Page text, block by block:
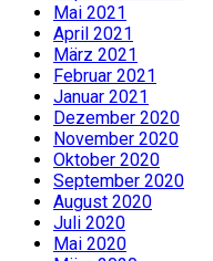
Mai 2021
April 2021
März 2021
Februar 2021
Januar 2021
Dezember 2020
November 2020
Oktober 2020
September 2020
August 2020
Juli 2020
Mai 2020